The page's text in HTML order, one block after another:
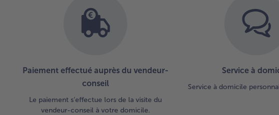
Paiement effectué auprès du vendeur-
conseil
Le paiement s’effectue lors de la visite du
vendeur-conseil à votre domicile.
Service à
Service à domicile